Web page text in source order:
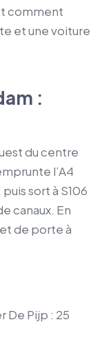
comment
et une voiture
:
du centre
l’A4
sort à S106
canaux. En
de porte à
De Pijp : 25